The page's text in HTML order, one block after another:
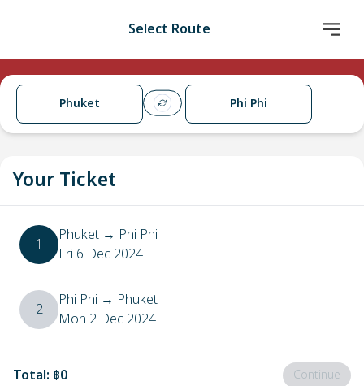
Select Route
Phuket Phi Phi
Your Ticket
1 Phuket → Phi Phi
Fri 6 Dec 2024
2 Phi Phi → Phuket
Mon 2 Dec 2024
Total: ฿0 Continue